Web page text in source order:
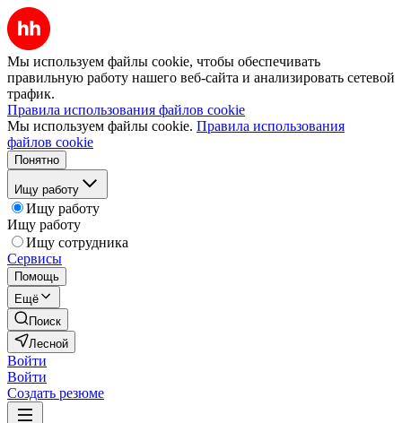
Мы используем файлы cookie, чтобы обеспечивать
правильную работу нашего веб-сайта и анализировать сетевой
трафик.
Правила использования файлов cookie
Мы используем файлы cookie. Правила использования
файлов cookie
Понятно
Ищу работу
Ищу работу
Ищу работу
Ищу сотрудника
Сервисы
Помощь
Ещё
Поиск
Лесной
Войти
Войти
Создать резюме